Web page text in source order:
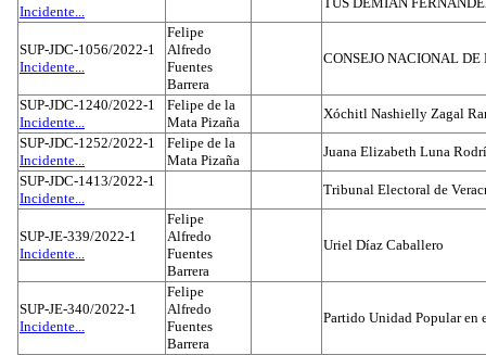
Incidente...
SUP-JDC-1056/2022-1
Incidente...
Felipe
Alfredo
Fuentes
Barrera
CONSEJO NACIONAL
SUP-JDC-1240/2022-1
Incidente...
Felipe de la
Mata Pizaña
Xóchitl Nashielly Zagal
SUP-JDC-1252/2022-1
Incidente...
Felipe de la
Mata Pizaña
Juana Elizabeth Luna
SUP-JDC-1413/2022-1
Incidente...
Tribunal Electoral de
SUP-JE-339/2022-1
Incidente...
Felipe
Alfredo
Fuentes
Barrera
Uriel Díaz Caballero
SUP-JE-340/2022-1
Incidente...
Felipe
Alfredo
Fuentes
Barrera
Partido Unidad Popular en